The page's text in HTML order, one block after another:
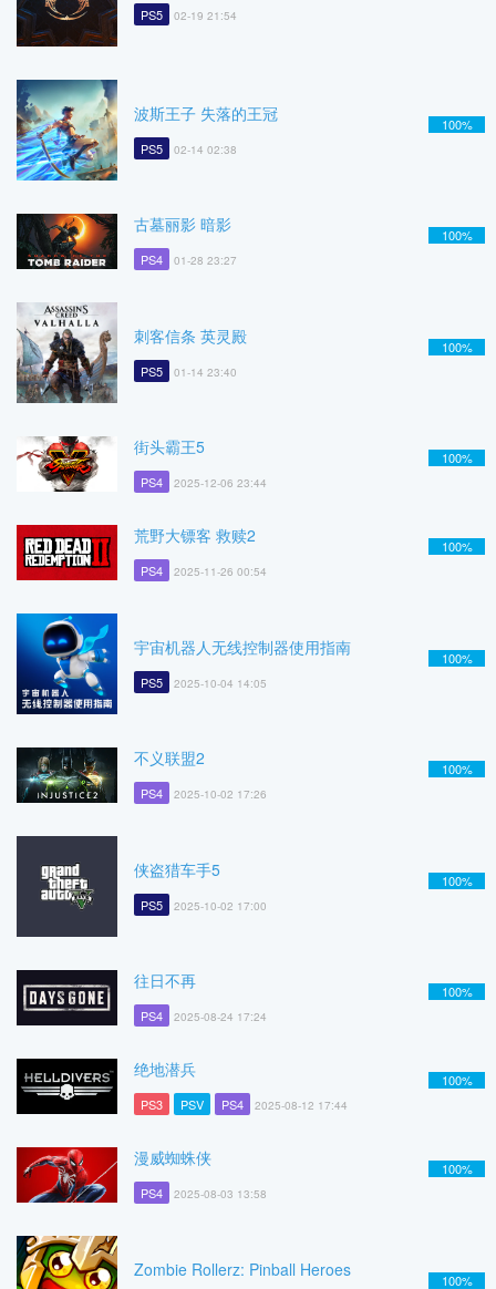
PS5 02-19 21:54
波斯王子 失落的王冠
PS5 02-14 02:38
100%
古墓丽影 暗影
PS4 01-28 23:27
100%
刺客信条 英灵殿
PS5 01-14 23:40
100%
街头霸王5
PS4 2025-12-06 23:44
100%
荒野大镖客 救赎2
PS4 2025-11-26 00:54
100%
宇宙机器人无线控制器使用指南
PS5 2025-10-04 14:05
100%
不义联盟2
PS4 2025-10-02 17:26
100%
侠盗猎车手5
PS5 2025-10-02 17:00
100%
往日不再
PS4 2025-08-24 17:24
100%
绝地潜兵
PS3 PSV PS4 2025-08-12 17:44
100%
漫威蜘蛛侠
PS4 2025-08-03 13:58
100%
Zombie Rollerz: Pinball Heroes 100%